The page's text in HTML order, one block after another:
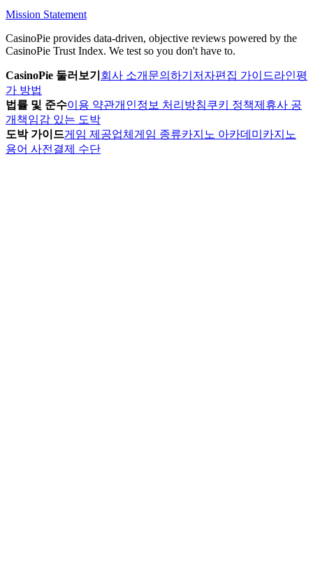
Mission Statement
CasinoPie provides data-driven, objective reviews powered by the
CasinoPie Trust Index. We test so you don't have to.
CasinoPie 둘러보기 회사 소개 문의하기 저자편집 가이드라인평
가 방법
법률 및 준수이용 약관개인정보 처리방침쿠키 정책제휴사 공
개 책임감 있는 도박
도박 가이드게임 제공업체 게임 종류카지노 아카데미 카지노
용어 사전 결제 수단